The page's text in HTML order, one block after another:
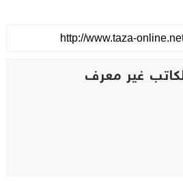
غير معرف